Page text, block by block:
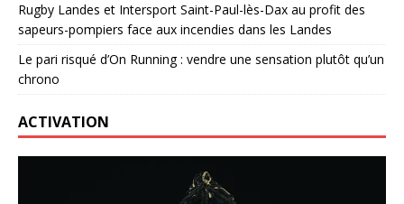
Rugby Landes et Intersport Saint-Paul-lès-Dax au profit des
sapeurs-pompiers face aux incendies dans les Landes
Le pari risqué d’On Running : vendre une sensation plutôt qu’un
chrono
ACTIVATION